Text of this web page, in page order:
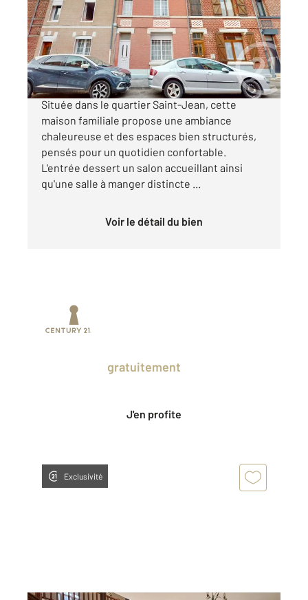
Maison à vendre
107 000 €
Maison à vendre Saint-Jean / Saint-Quentin
Située dans le quartier Saint-Jean, cette
maison familiale propose une ambiance
chaleureuse et des espaces bien structurés,
pensés pour un quotidien confortable.
L'entrée dessert un salon accueillant ainsi
qu'une salle à manger distincte ...
Voir le détail du bien
gratuitement
J'en profite
Exclusivité